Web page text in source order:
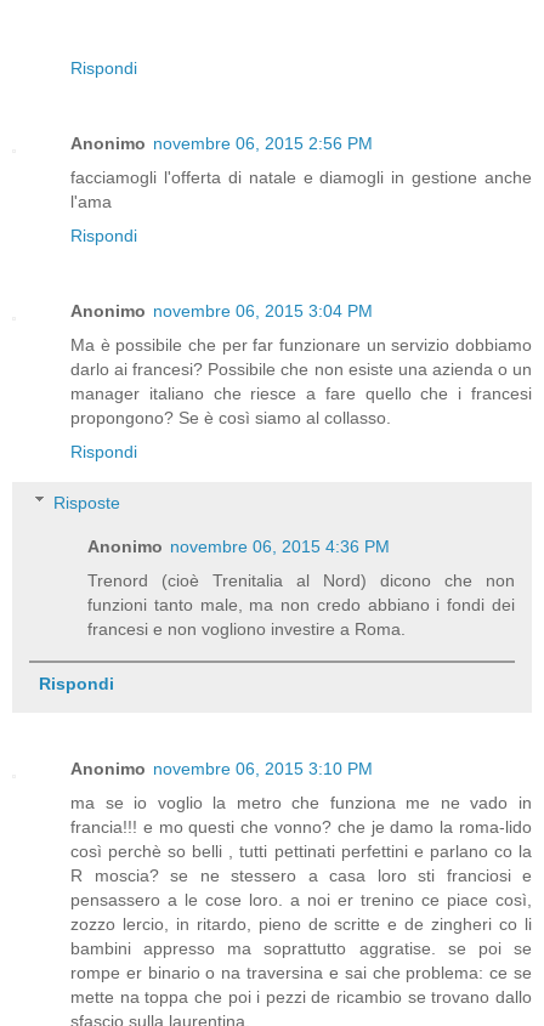
Rispondi
Anonimo novembre 06, 2015 2:56 PM
facciamogli l'offerta di natale e diamogli in gestione anche
l'ama
Rispondi
Anonimo novembre 06, 2015 3:04 PM
Ma è possibile che per far funzionare un servizio dobbiamo
darlo ai francesi? Possibile che non esiste una azienda o un
manager italiano che riesce a fare quello che i francesi
propongono? Se è così siamo al collasso.
Rispondi
Risposte
Anonimo novembre 06, 2015 4:36 PM
Trenord (cioè Trenitalia al Nord) dicono che non
funzioni tanto male, ma non credo abbiano i fondi dei
francesi e non vogliono investire a Roma.
Rispondi
Anonimo novembre 06, 2015 3:10 PM
ma se io voglio la metro che funziona me ne vado in
francia!!! e mo questi che vonno? che je damo la roma-lido
così perchè so belli , tutti pettinati perfettini e parlano co la
R moscia? se ne stessero a casa loro sti franciosi e
pensassero a le cose loro. a noi er trenino ce piace così,
zozzo lercio, in ritardo, pieno de scritte e de zingheri co li
bambini appresso ma soprattutto aggratise. se poi se
rompe er binario o na traversina e sai che problema: ce se
mette na toppa che poi i pezzi de ricambio se trovano dallo
sfascio sulla laurentina.